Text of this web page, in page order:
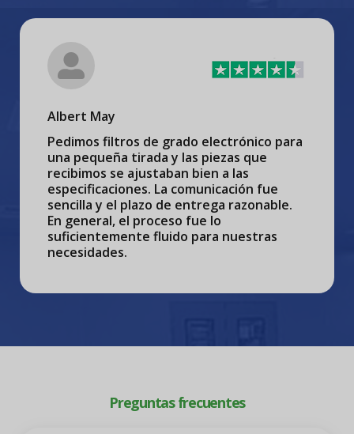
Albert May
Pedimos filtros de grado electrónico para
una pequeña tirada y las piezas que
recibimos se ajustaban bien a las
especificaciones. La comunicación fue
sencilla y el plazo de entrega razonable.
En general, el proceso fue lo
suficientemente fluido para nuestras
necesidades.
Preguntas frecuentes